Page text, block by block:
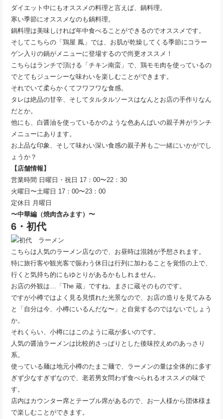
ダイエット中にもオススメの料理と言えば、鍋料理。
寒い季節にオススメなのも鍋料理。
鍋料理は美味しければ年中食べることができるのでオススメです。
そしてこちらの「鶏屋 鳳」では、お肌が乾燥してくる季節にコラー
ゲン入りの鍋がメニューに登場するので尚更オススメ！
こちらはランチで頂ける「チキン南蛮」で、鶏モモ肉を使っているの
でとてもジューシーな味わいを楽しむことができます。
それでいて柔らかくてフワフワな食感。
タレは絶品の甘辛、そしてタルタルソースはなんとお店の手作りなん
だとか。
他にも、白醤油を使っているかのような色あんばいの親子丼がランチ
メニューにあります。
お上品な印象、そして味わい深い食感の親子丼もご一緒にいかがでし
ょうか？
【店舗情報】
営業時間 日曜日・祝日 17：00〜22：30
火曜日〜土曜日 17：00〜23：00
定休日 月曜日
〜中華編（焼肉含みます）〜
6・初代
こちらは人気のラーメン店なので、お昼時は混雑が予想されます。
特に旅行客や観光客で賑わう休日は行列に加わることを覚悟の上で、
行くと気持ち的にもゆとりがあるかもしれません。
お店の外観は…「The 蔵」ですね。まさに蔵そのものです。
ですが小樽ではよく見る見慣れた光景なので、お店の造りを見てみる
と「自分は今、小樽にいるんだな〜」と自覚するのではないでしょう
か。
それくらい、小樽にはこのように蔵が多いのです。
人気の醤油ラーメンは比較的さっぱりとした後味控えめのあっさり
系。
使っている麺は地元小樽のたまご麺で、ラーメンの量は全体的に多す
ぎず少なすぎずなので、老若男女問わず食べられるオススメの味で
す。
店内はカウンター席とテーブル席があるので、お一人様から団体様ま
で楽しむことができます。